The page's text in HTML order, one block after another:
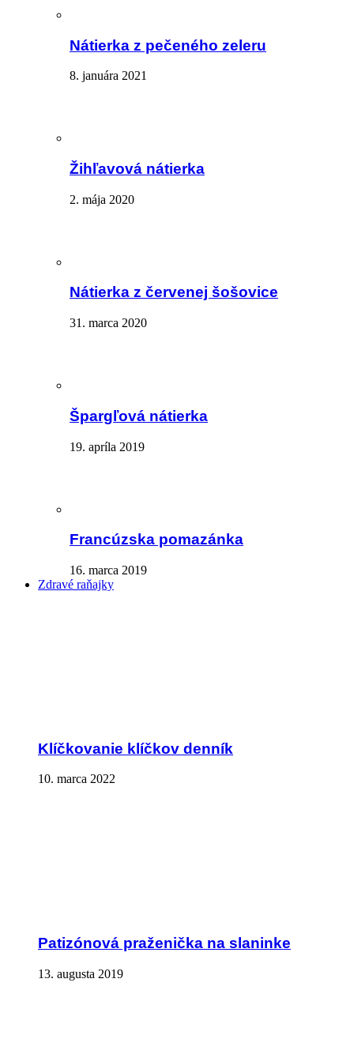
Nátierka z pečeného zeleru
8. januára 2021
Žihľavová nátierka
2. mája 2020
Nátierka z červenej šošovice
31. marca 2020
Špargľová nátierka
19. apríla 2019
Francúzska pomazánka
16. marca 2019
Zdravé raňajky
Klíčkovanie klíčkov denník
10. marca 2022
Patizónová praženička na slaninke
13. augusta 2019